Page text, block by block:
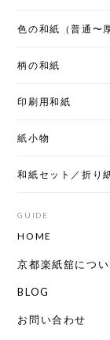
色の和紙（普通〜
柄の和紙
印刷用和紙
紙小物
和紙セット／折り
GUIDE
HOME
京都楽紙舘につい
BLOG
お問い合わせ